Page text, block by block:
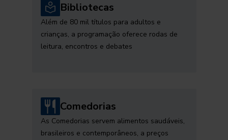
Bibliotecas
Além de 80 mil títulos para adultos e
crianças, a programação oferece rodas de
leitura, encontros e debates
Comedorias
As Comedorias servem alimentos saudáveis,
brasileiros e contemporâneos, a preços